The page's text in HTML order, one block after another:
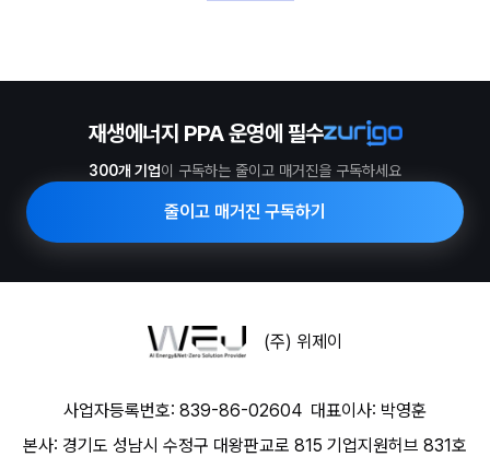
재생에너지 PPA 운영에 필수
300개 기업이 구독하는 줄이고 매거진을 구독하세요
줄이고 매거진 구독하기
(주) 위제이
사업자등록번호: 839-86-02604 대표이사: 박영훈
본사: 경기도 성남시 수정구 대왕판교로 815 기업지원허브 831호